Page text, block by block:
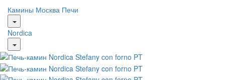
Камины Москва Печи
Nordica